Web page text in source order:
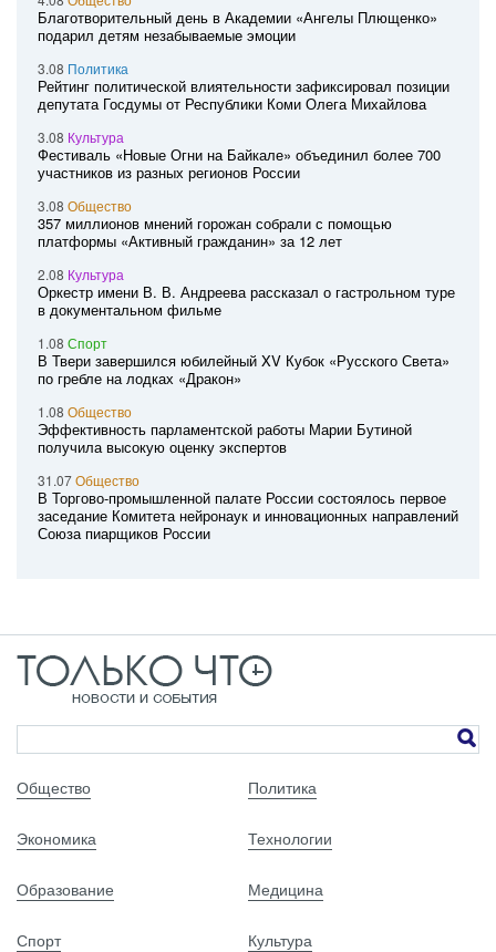
Благотворительный день в Академии «Ангелы Плющенко»
подарил детям незабываемые эмоции
3.08 Политика
Рейтинг политической влиятельности зафиксировал позиции
депутата Госдумы от Республики Коми Олега Михайлова
3.08 Культура
Фестиваль «Новые Огни на Байкале» объединил более 700
участников из разных регионов России
3.08 Общество
357 миллионов мнений горожан собрали с помощью
платформы «Активный гражданин» за 12 лет
2.08 Культура
Оркестр имени В. В. Андреева рассказал о гастрольном туре
в документальном фильме
1.08 Спорт
В Твери завершился юбилейный XV Кубок «Русского Света»
по гребле на лодках «Дракон»
1.08 Общество
Эффективность парламентской работы Марии Бутиной
получила высокую оценку экспертов
31.07Общество
В Торгово-промышленной палате России состоялось первое
заседание Комитета нейронаук и инновационных направлений
Союза пиарщиков России
Общество Политика
Экономика Технологии
Образование Медицина
Спорт Культура